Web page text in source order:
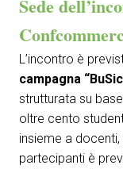
AREA
person
A cura di:
Sede
L’incontro è
campagna
strutturata su
oltre cento
insieme a
partecipanti è